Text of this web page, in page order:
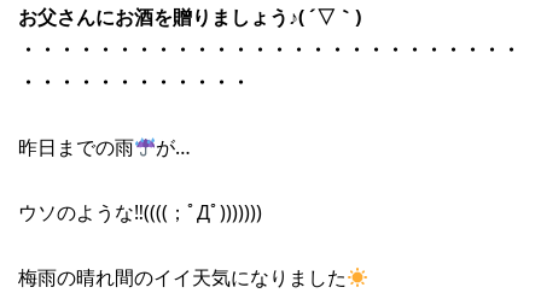
お父さんにお酒を贈りましょう♪( ´▽｀)
・・・・・・・・・・・・・・・・・・・・・・・・・・
・・・・・・・・・・・・
昨日までの雨 が…
ウソのような‼︎((((；ﾟДﾟ)))))))
梅雨の晴れ間のイイ天気になりました